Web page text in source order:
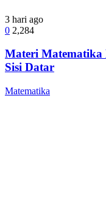
3 hari ago
0 2,284
Materi Matematika
Sisi Datar
Matematika